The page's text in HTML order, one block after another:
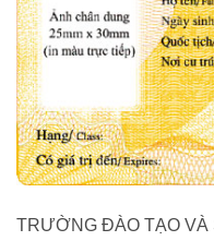
TRƯỜNG ĐÀO TẠO VÀ